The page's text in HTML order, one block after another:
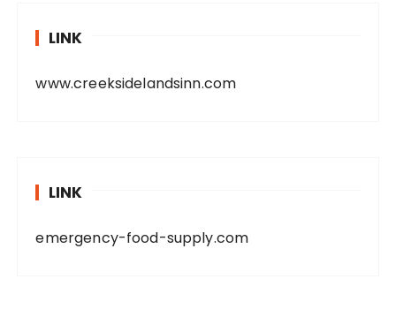
LINK
www.creeksidelandsinn.com
LINK
emergency-food-supply.com